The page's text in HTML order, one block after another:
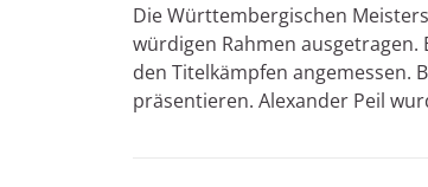
Die Württembergischen
würdigen Rahmen ausgetragen.
den Titelkämpfen angemessen.
präsentieren. Alexander Peil